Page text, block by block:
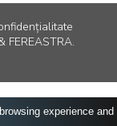
FEREASTRA.
experience and